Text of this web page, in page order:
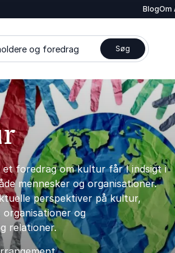
BlogOm
og foredrag Søg
foredrag om kultur får I indsigt i
mennesker og organisationer.
perspektiver på kultur,
og
relationer.